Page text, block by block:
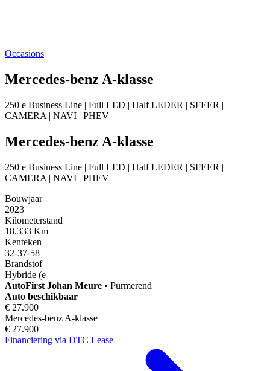
Occasions
Mercedes-benz A-klasse
250 e Business Line | Full LED | Half LEDER | SFEER |
CAMERA | NAVI | PHEV
Mercedes-benz A-klasse
250 e Business Line | Full LED | Half LEDER | SFEER |
CAMERA | NAVI | PHEV
Bouwjaar
2023
Kilometerstand
18.333 Km
Kenteken
32-37-58
Brandstof
Hybride (e
AutoFirst Johan Meure • Purmerend
Auto beschikbaar
€ 27.900
Mercedes-benz A-klasse
€ 27.900
Financiering via DTC Lease